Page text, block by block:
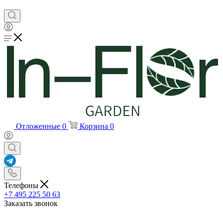
Отложенные 0 Корзина 0
Телефоны
+7 495 225 50 63
Заказать звонок